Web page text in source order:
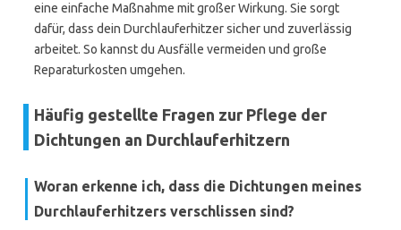
eine einfache Maßnahme mit großer Wirkung. Sie sorgt
dafür, dass dein Durchlauferhitzer sicher und zuverlässig
arbeitet. So kannst du Ausfälle vermeiden und große
Reparaturkosten umgehen.
Häufig gestellte Fragen zur Pflege der
Dichtungen an Durchlauferhitzern
Woran erkenne ich, dass die Dichtungen meines
Durchlauferhitzers verschlissen sind?